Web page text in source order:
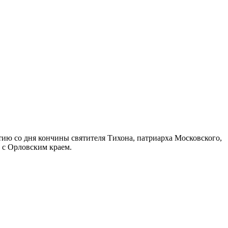
со дня кончины святителя Тихона, патриарха Московского,
с Орловским краем.